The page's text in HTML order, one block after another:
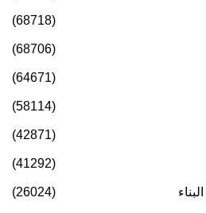
(68718)
(68706)
(64671)
(58114)
(42871)
(41292)
(26024)